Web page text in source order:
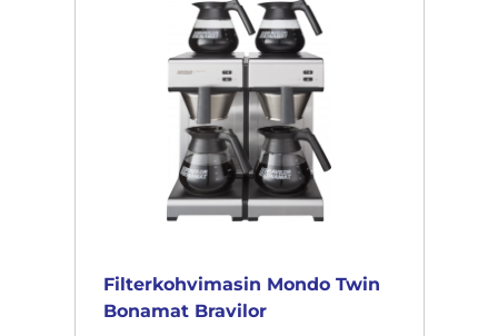
Filterkohvimasin Mondo Twin
Bonamat Bravilor